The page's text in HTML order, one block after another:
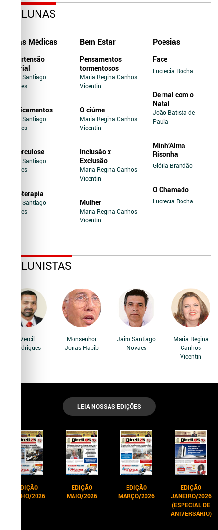
COLUNAS
Dicas Médicas
Hipertensão
Arterial
Jairo Santiago
Novaes
Medicamentos
Jairo Santiago
Novaes
Tuberculose
Jairo Santiago
Novaes
Soroterapia
Jairo Santiago
Novaes
Bem Estar
Pensamentos
tormentosos
Maria Regina Canhos
Vicentin
O ciúme
Maria Regina Canhos
Vicentin
Inclusão x
Exclusão
Maria Regina Canhos
Vicentin
Mulher
Maria Regina Canhos
Vicentin
Poesias
Face
Lucrecia Rocha
De mal com o
Natal
João Batista de
Paula
Minh’Alma
Risonha
Glória Brandão
O Chamado
Lucrecia Rocha
COLUNISTAS
Vercil
Rodrigues
Monsenhor
Jonas Habib
Jairo Santiago
Novaes
Maria Regina
Canhos
Vicentin
LEIA NOSSAS EDIÇÕES
EDIÇÃO
JUNHO/2026
EDIÇÃO
MAIO/2026
EDIÇÃO
MARÇO/2026
EDIÇÃO
JANEIRO/2026
(ESPECIAL DE
ANIVERSÁRIO)